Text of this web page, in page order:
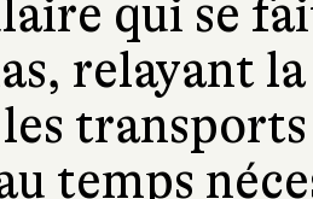
qui se
relayant
les
temps